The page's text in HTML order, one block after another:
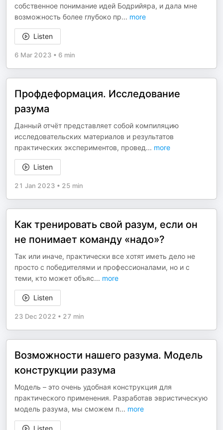
собственное понимание идей Бодрийяра, и дала мне
возможность более глубоко пр... more
Listen
6 Mar 2023 • 6 min
Профдеформация. Исследование
разума
Данный отчёт представляет собой компиляцию
исследовательских материалов и результатов
практических экспериментов, провед... more
Listen
21 Jan 2023 • 25 min
Как тренировать свой разум, если он
не понимает команду «надо»?
Так или иначе, практически все хотят иметь дело не
просто с победителями и профессионалами, но и с
теми, кто может объяс... more
Listen
23 Dec 2022 • 27 min
Возможности нашего разума. Модель
конструкции разума
Модель – это очень удобная конструкция для
практического применения. Разработав эвристическую
модель разума, мы сможем п... more